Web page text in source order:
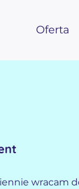
Oferta
wracam